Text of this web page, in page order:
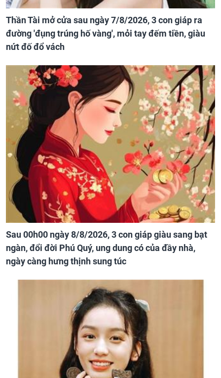
Thần Tài mở cửa sau ngày 7/8/2026, 3 con giáp ra
đường 'đụng trúng hố vàng', mỏi tay đếm tiền, giàu
nứt đố đổ vách
Sau 00h00 ngày 8/8/2026, 3 con giáp giàu sang bạt
ngàn, đổi đời Phú Quý, ung dung có của đầy nhà,
ngày càng hưng thịnh sung túc